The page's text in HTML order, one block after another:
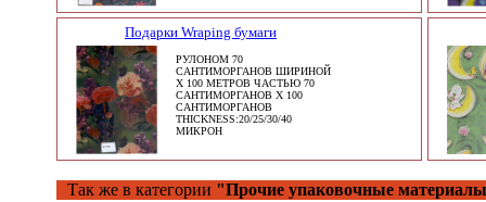
Подарки Wraping бумаги
РУЛОНОМ 70
САНТИМОРГАНОВ ШИРИНОЙ
X 100 МЕТРОВ ЧАСТЬЮ 70
САНТИМОРГАНОВ X 100
САНТИМОРГАНОВ
THICKNESS:20/25/30/40
МИКРОН
Так же в категории "Прочие упаковочные